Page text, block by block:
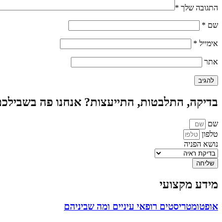
התגובה שלך *
שם *
אימייל *
אתר
בדיקה, התלבטות, התייעצות? אנחנו פה
שם
טלפון
נושא הפניה
שליחה
מידע מקצועי
אופטומטריסטים רופאי עיניים ומה שביניהם